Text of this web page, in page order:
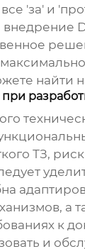
'за' и
внедрение
найти
ТЗ,
а
к
и